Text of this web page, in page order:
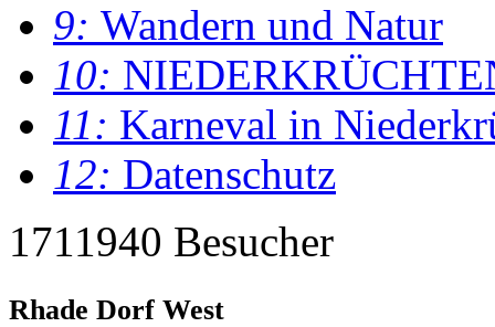
9: Wandern und Natur
10:
11: Karneval in
12: Datenschutz
1711940 Besucher
Rhade Dorf West